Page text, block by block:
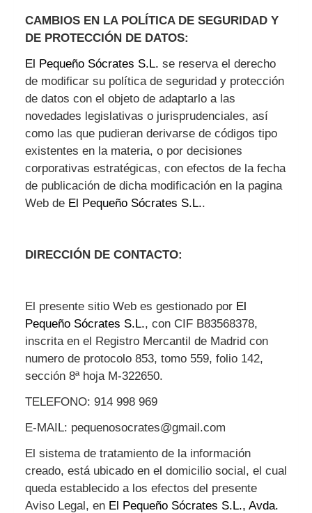
CAMBIOS EN LA POLÍTICA DE SEGURIDAD Y
DE PROTECCIÓN DE DATOS:
El Pequeño Sócrates S.L. se reserva el derecho
de modificar su política de seguridad y protección
de datos con el objeto de adaptarlo a las
novedades legislativas o jurisprudenciales, así
como las que pudieran derivarse de códigos tipo
existentes en la materia, o por decisiones
corporativas estratégicas, con efectos de la fecha
de publicación de dicha modificación en la pagina
Web de El Pequeño Sócrates S.L..
DIRECCIÓN DE CONTACTO:
El presente sitio Web es gestionado por El
Pequeño Sócrates S.L., con CIF B83568378,
inscrita en el Registro Mercantil de Madrid con
numero de protocolo 853, tomo 559, folio 142,
sección 8ª hoja M-322650.
TELEFONO: 914 998 969‬
E-MAIL: pequenosocrates@gmail.com
El sistema de tratamiento de la información
creado, está ubicado en el domicilio social, el cual
queda establecido a los efectos del presente
Aviso Legal, en El Pequeño Sócrates S.L., Avda.